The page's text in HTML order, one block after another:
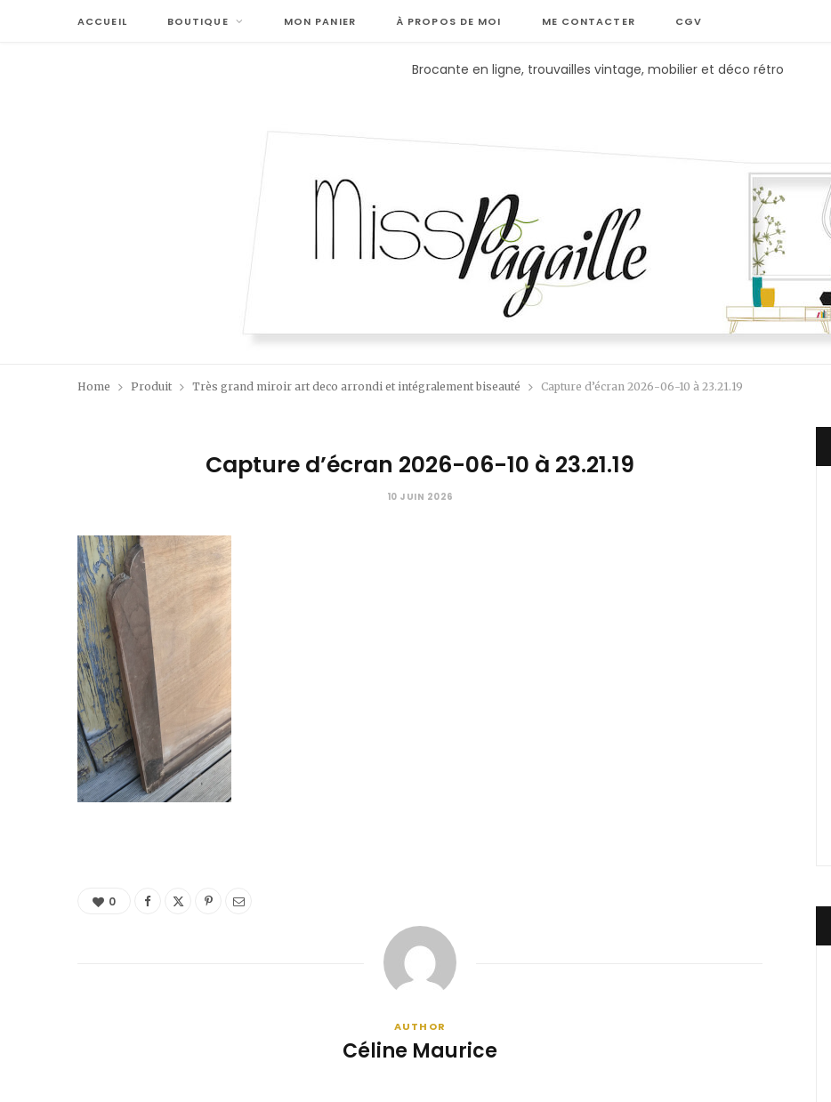
ACCUEIL BOUTIQUE MON PANIER À PROPOS DE MOI ME CONTACTER CGV
Brocante en ligne, trouvailles vintage, mobilier et déco rétro
Home Produit Très grand miroir art deco arrondi et intégralement biseauté Capture d’écran 2026-06-10 à 23.21.19
Capture d’écran 2026-06-10 à 23.21.19
10 JUIN 2026
0
AUTHOR
Céline Maurice